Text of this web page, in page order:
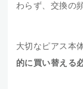
わらず、交換の
大切なピアス本
的に買い替える